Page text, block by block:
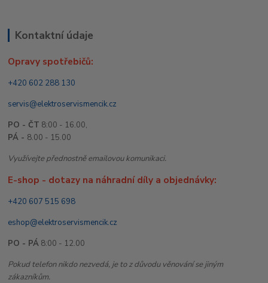
Kontaktní údaje
Opravy spotřebičů:
+420 602 288 130
servis@elektroservismencik.cz
PO - ČT 8:00 - 16.00,
PÁ - 8.00 - 15.00
Využívejte přednostně emailovou komunikaci.
E-shop - dotazy na náhradní díly a objednávky:
+420 607 515 698
eshop@elektroservismencik.cz
PO - PÁ 8:00 - 12.00
Pokud telefon nikdo nezvedá, je to z důvodu věnování se jiným
zákazníkům.